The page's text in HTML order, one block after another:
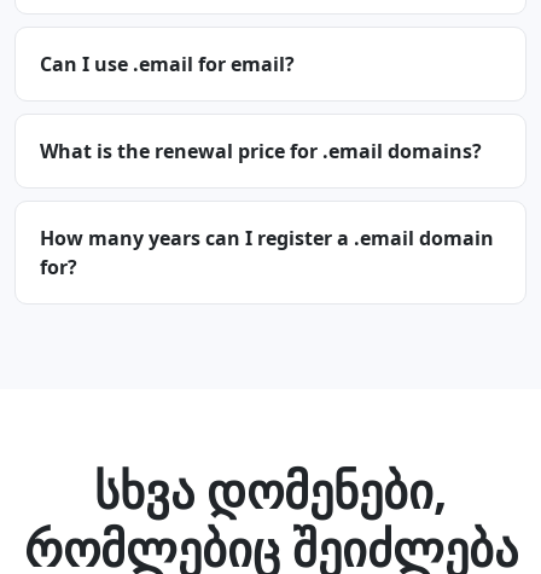
Can I use .email for email?
What is the renewal price for .email domains?
How many years can I register a .email domain
for?
სხვა დომენები,
რომლებიც შეიძლება